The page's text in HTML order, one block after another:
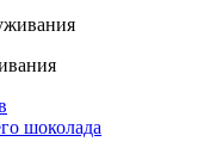
шоколада